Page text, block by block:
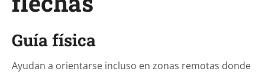
Guía física
Ayudan a orientarse incluso en zonas remotas donde